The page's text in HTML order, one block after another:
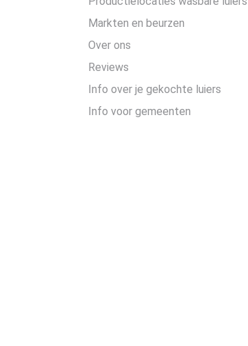
Markten en beurzen
Over ons
Reviews
Info over je gekochte luiers
Info voor gemeenten